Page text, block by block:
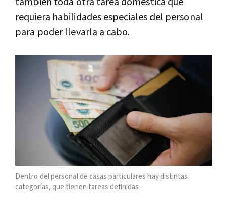
requiera habilidades especiales del personal
para poder llevarla a cabo.
Dentro del personal de casas particulares hay distintas
categorías, que tienen tareas definidas